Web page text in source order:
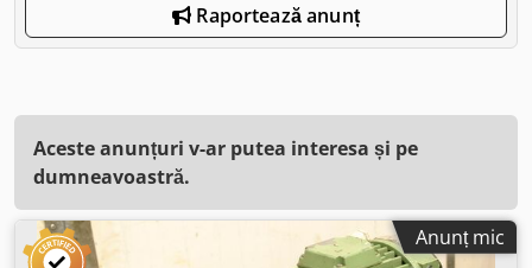
Raportează anunț
Aceste anunțuri v-ar putea interesa și pe
dumneavoastră.
Anunț mic